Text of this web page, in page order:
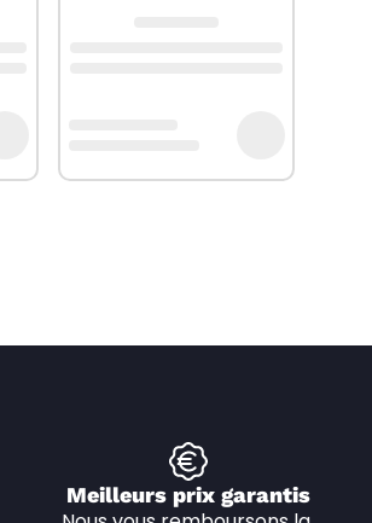
Meilleurs prix garantis